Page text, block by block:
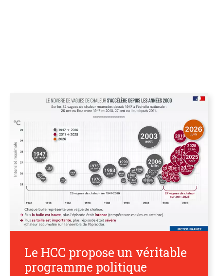
Le HCC propose un véritable
programme politique